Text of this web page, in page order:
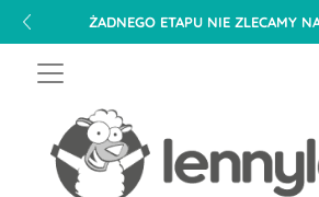
ŻADNEGO ETAPU NIE ZLECAMY